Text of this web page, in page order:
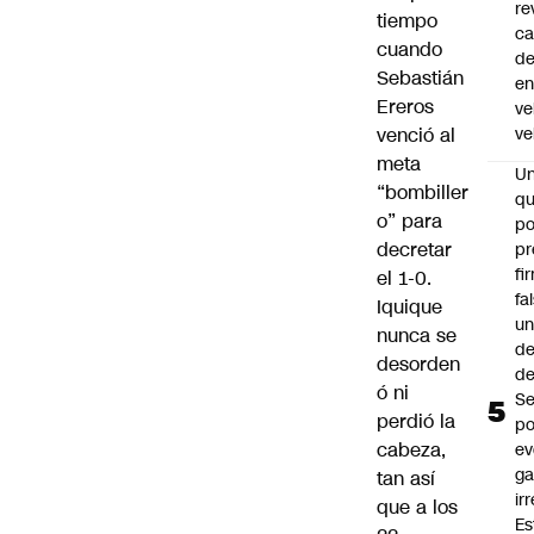
tiempo
cuando
Sebastián
Ereros
venció al
meta
“bombiller
o” para
decretar
el 1-0.
Iquique
nunca se
desorden
ó ni
perdió la
cabeza,
tan así
que a los
en